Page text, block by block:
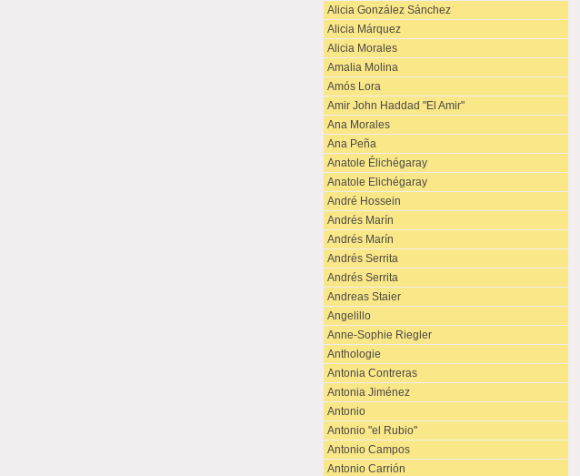
Alicia González Sánchez
Alicia Márquez
Alicia Morales
Amalia Molina
Amós Lora
Amir John Haddad "El Amir"
Ana Morales
Ana Peña
Anatole Élichégaray
Anatole Elichégaray
André Hossein
Andrés Marín
Andrés Marín
Andrés Serrita
Andrés Serrita
Andreas Staier
Angelillo
Anne-Sophie Riegler
Anthologie
Antonia Contreras
Antonia Jiménez
Antonio
Antonio "el Rubio"
Antonio Campos
Antonio Carrión